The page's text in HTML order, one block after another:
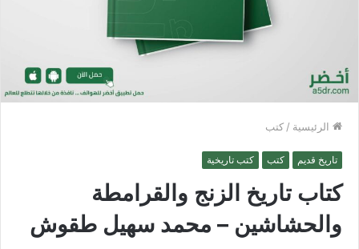
الرئيسية / كتب
تاريخ قديم كتب كتب تاريخية
كتاب تاريخ الزنج والقرامطة
والحشاشين – محمد سهيل طقوش